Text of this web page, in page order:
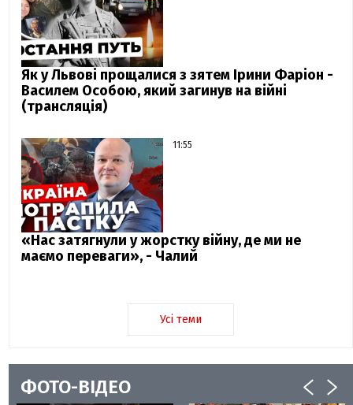
Як у Львові прощалися з зятем Ірини Фаріон -
Василем Особою, який загинув на війні
(трансляція)
11:55
«Нас затягнули у жорстку війну, де ми не
маємо переваги», - Чалий
Усі теми
ФОТО-ВІДЕО